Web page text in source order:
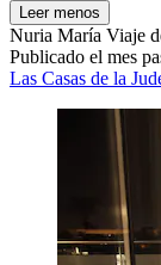
Leer menos
Nuria María Viaje
Publicado el mes
Las Casas de la